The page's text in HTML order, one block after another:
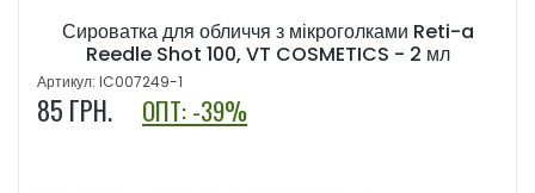
Сироватка для обличчя з мікроголками Reti-a
Reedle Shot 100, VT COSMETICS - 2 мл
Артикул: IC007249-1
85 ГРН. ОПТ: -39%